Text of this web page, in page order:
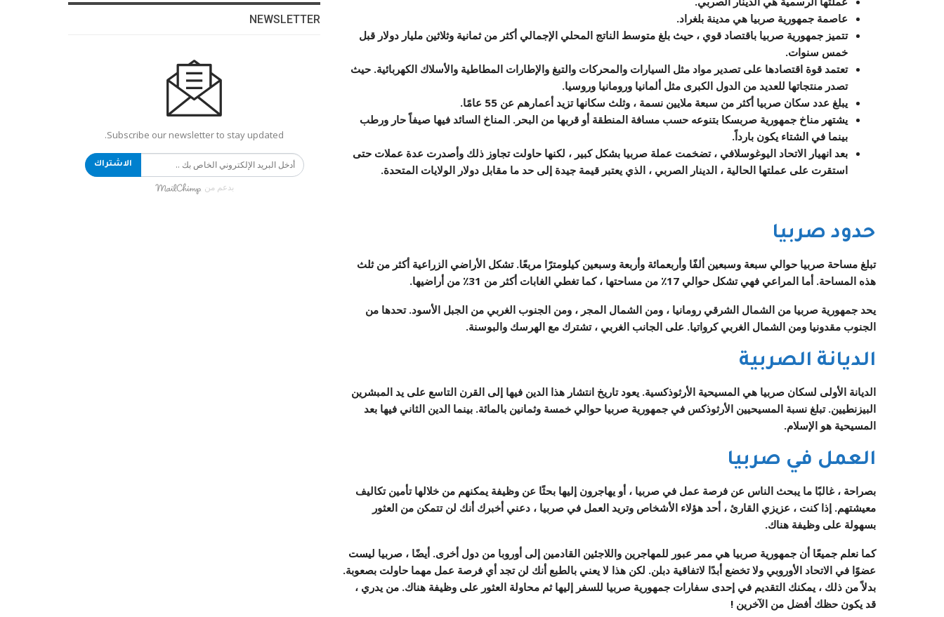
عاصمة جمهورية صربيا هي مدينة بلغراد.
تتميز جمهورية صربيا باقتصاد قوي ، حيث بلغ متوسط الناتج المحلي الإجمالي أكثر من ثمانية وثلاثين مليار دولار قبل
خمس سنوات.
تعتمد قوة اقتصادها على تصدير مواد مثل السيارات والمحركات والتبغ والإطارات المطاطية والأسلاك الكهربائية. حيث
تصدر منتجاتها للعديد من الدول الكبرى مثل ألمانيا ورومانيا وروسيا.
يبلغ عدد سكان صربيا أكثر من سبعة ملايين نسمة ، وثلث سكانها تزيد أعمارهم عن 55 عامًا.
يشتهر مناخ جمهورية صربسكا بتنوعه حسب مسافة المنطقة أو قربها من البحر. المناخ السائد فيها صيفاً حار ورطب
بينما في الشتاء يكون بارداً.
بعد انهيار الاتحاد اليوغوسلافي ، تضخمت عملة صربيا بشكل كبير ، لكنها حاولت تجاوز ذلك وأصدرت عدة عملات حتى
استقرت على عملتها الحالية ، الدينار الصربي ، الذي يعتبر قيمة جيدة إلى حد ما مقابل دولار الولايات المتحدة.
حدود صربيا
تبلغ مساحة صربيا حوالي سبعة وسبعين ألفًا وأربعمائة وأربعة وسبعين كيلومترًا مربعًا. تشكل الأراضي الزراعية أكثر من ثلث
هذه المساحة. أما المراعي فهي تشكل حوالي 17٪ من مساحتها ، كما تغطي الغابات أكثر من 31٪ من أراضيها.
يحد جمهورية صربيا من الشمال الشرقي رومانيا ، ومن الشمال المجر ، ومن الجنوب الغربي من الجبل الأسود. تحدها من
الجنوب مقدونيا ومن الشمال الغربي كرواتيا. على الجانب الغربي ، تشترك مع الهرسك والبوسنة.
الديانة الصربية
الديانة الأولى لسكان صربيا هي المسيحية الأرثوذكسية. يعود تاريخ انتشار هذا الدين فيها إلى القرن التاسع على يد المبشرين
البيزنطيين. تبلغ نسبة المسيحيين الأرثوذكس في جمهورية صربيا حوالي خمسة وثمانين بالمائة. بينما الدين الثاني فيها بعد
المسيحية هو الإسلام.
العمل في صربيا
بصراحة ، غالبًا ما يبحث الناس عن فرصة عمل في صربيا ، أو يهاجرون إليها بحثًا عن وظيفة يمكنهم من خلالها تأمين تكاليف
معيشتهم. إذا كنت ، عزيزي القارئ ، أحد هؤلاء الأشخاص وتريد العمل في صربيا ، دعني أخبرك أنك لن تتمكن من العثور
بسهولة على وظيفة هناك.
كما نعلم جميعًا أن جمهورية صربيا هي ممر عبور للمهاجرين واللاجئين القادمين إلى أوروبا من دول أخرى. أيضًا ، صربيا ليست
عضوًا في الاتحاد الأوروبي ولا تخضع أبدًا لاتفاقية دبلن. لكن هذا لا يعني بالطبع أنك لن تجد أي فرصة عمل مهما حاولت بصعوبة.
بدلاً من ذلك ، يمكنك التقديم في إحدى سفارات جمهورية صربيا للسفر إليها ثم محاولة العثور على وظيفة هناك. من يدري ،
قد يكون حظك أفضل من الآخرين !
NEWSLETTER
Subscribe our newsletter to stay updated.
الاشتراك
بدعم من